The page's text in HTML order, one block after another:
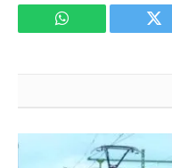
تويتر واتساب